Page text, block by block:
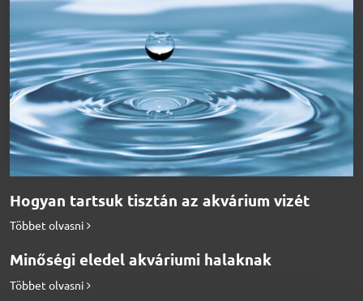
Hogyan tartsuk tisztán az akvárium vizét
Többet olvasni
Minőségi eledel akváriumi halaknak
Többet olvasni